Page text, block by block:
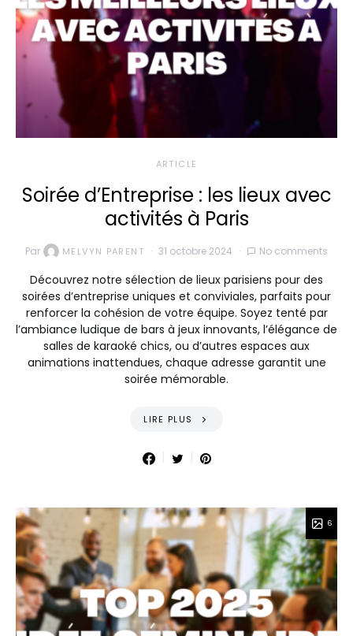
ARTICLE
Soirée d’Entreprise : les lieux avec
activités à Paris
Par MELVYN PARENT 31 octobre 2024 No comments
Découvrez notre sélection de lieux parisiens pour des
soirées d’entreprise uniques et conviviales, parfaits pour
renforcer la cohésion de votre équipe. Soyez tenté par
l’ambiance ludique de bars à jeux innovants, l’élégance de
salles de karaoké chics, ou d’autres espaces aux
animations inattendues, chaque adresse garantit une
soirée mémorable.
LIRE PLUS
6